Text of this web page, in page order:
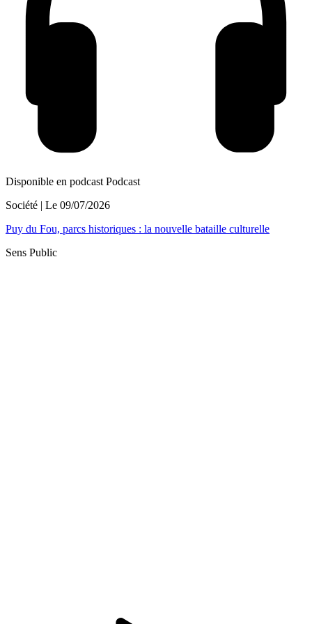
Disponible en podcast Podcast
Société | Le 09/07/2026
Puy du Fou, parcs historiques : la nouvelle bataille culturelle
Sens Public